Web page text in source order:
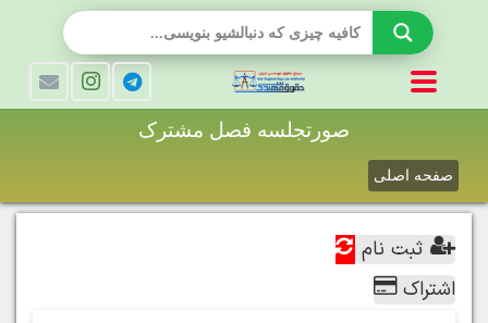
صورتجلسه فصل مشترک
صفحه اصلی
ثبت نام
اشتراک